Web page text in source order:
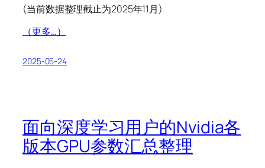
(当前数据整理截止为2025年11月)
（更多…）
2025-05-24
面向深度学习用户的Nvidia各
版本GPU参数汇总整理